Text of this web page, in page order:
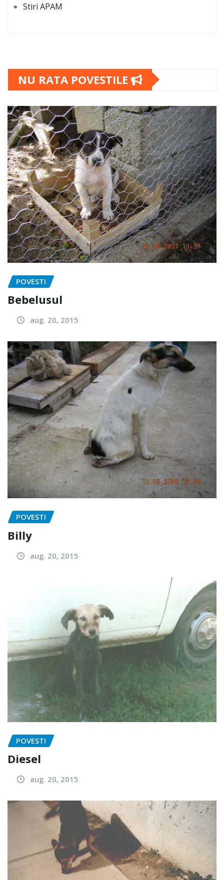
Stiri APAM
NU RATA POVESTILE
POVESTI
Bebelusul
aug. 20, 2015
POVESTI
Billy
aug. 20, 2015
POVESTI
Diesel
aug. 20, 2015